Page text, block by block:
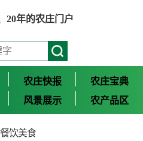
20年的农庄门户
农庄快报
农庄宝典
风景展示 农产品区
餐饮美食